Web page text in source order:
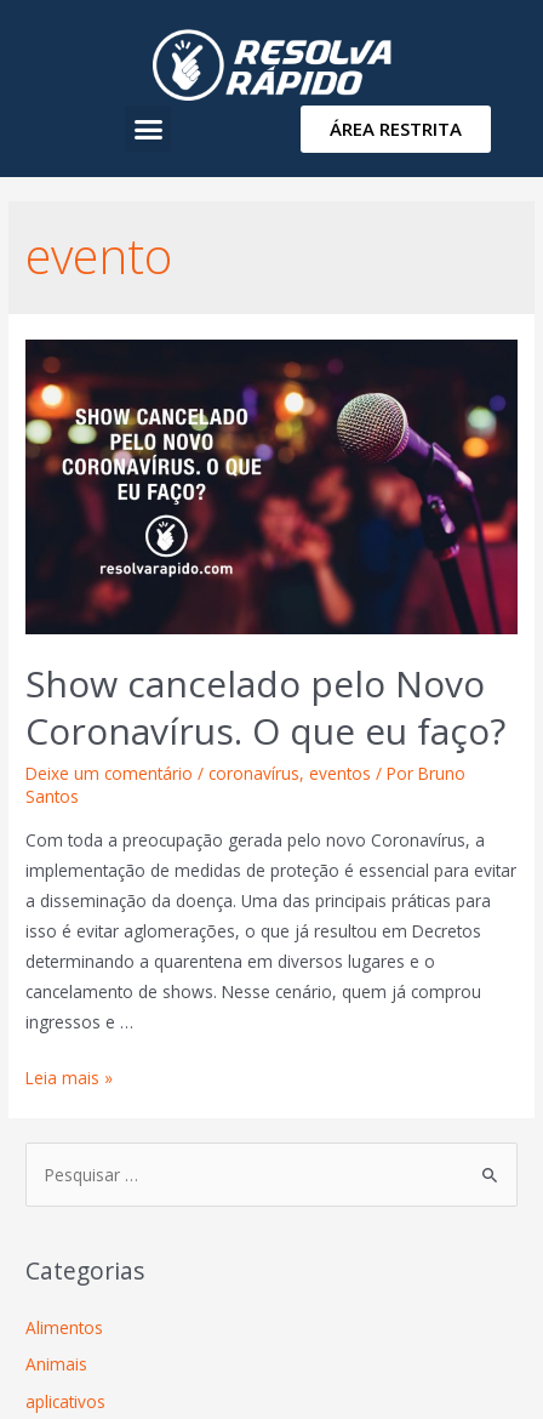
ÁREA RESTRITA
evento
Show cancelado pelo Novo
Coronavírus. O que eu faço?
Deixe um comentário /coronavírus,eventos / PorBruno
Santos
Com toda a preocupação gerada pelo novo Coronavírus, a
implementação de medidas de proteção é essencial para evitar
a disseminação da doença. Uma das principais práticas para
isso é evitar aglomerações, o que já resultou em Decretos
determinando a quarentena em diversos lugares e o
cancelamento de shows. Nesse cenário, quem já comprou
ingressos e …
Leia mais »
Categorias
Alimentos
Animais
aplicativos